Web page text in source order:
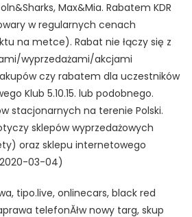
Max&Mia. Rabatem KDR
w regularnych cenach
na metce). Rabat nie łączy się z
wyprzedażami/akcjami
czy rabatem dla uczestników
Klub 5.10.15. lub podobnego.
stacjonarnych na terenie Polski.
sklepów wyprzedażowych
oraz sklepu internetowego
2020-03-04)
tipo.live, onlinecars, black red
telefonĂłw nowy targ, skup